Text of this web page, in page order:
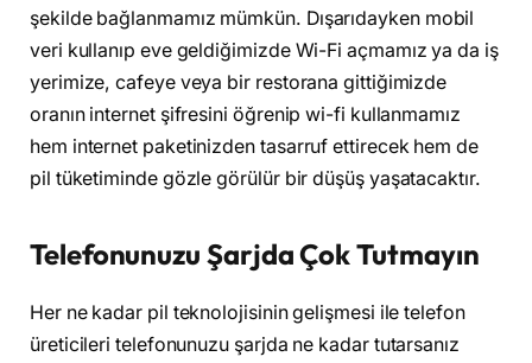
şekilde bağlanmamız mümkün. Dışarıdayken mobil
veri kullanıp eve geldiğimizde Wi-Fi açmamız ya da iş
yerimize, cafeye veya bir restorana gittiğimizde
oranın internet şifresini öğrenip wi-fi kullanmamız
hem internet paketinizden tasarruf ettirecek hem de
pil tüketiminde gözle görülür bir düşüş yaşatacaktır.
Telefonunuzu Şarjda Çok Tutmayın
Her ne kadar pil teknolojisinin gelişmesi ile telefon
üreticileri telefonunuzu şarjda ne kadar tutarsanız